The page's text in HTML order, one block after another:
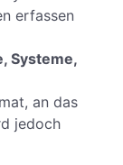
erfassen
Systeme,
an das
jedoch